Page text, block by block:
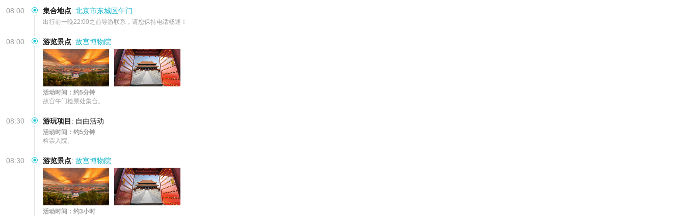
08:00 集合地点: 北京市东城区午门
出行前一晚22:00之前导游联系，请您保持电话畅通！
08:00 游览景点: 故宫博物院
活动时间：约5分钟
故宫午门检票处集合。
08:30 游玩项目 : 自由活动
活动时间：约5分钟
检票入院。
08:30 游览景点: 故宫博物院
活动时间：约3小时